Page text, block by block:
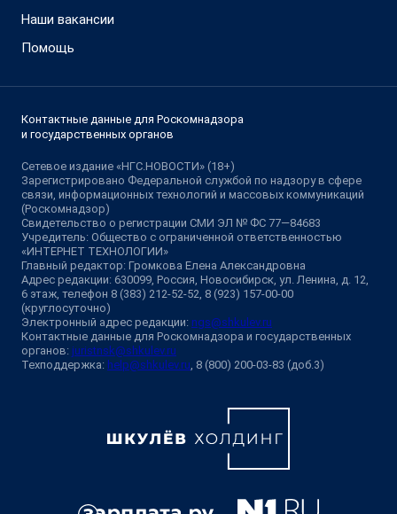
Наши вакансии
Помощь
Контактные данные для Роскомнадзора
и государственных органов
Сетевое издание «НГС.НОВОСТИ» (18+)
Зарегистрировано Федеральной службой по надзору в сфере
связи, информационных технологий и массовых коммуникаций
(Роскомнадзор)
Свидетельство о регистрации СМИ ЭЛ № ФС 77—84683
Учредитель: Общество с ограниченной ответственностью
«ИНТЕРНЕТ ТЕХНОЛОГИИ»
Главный редактор: Громкова Елена Александровна
Адрес редакции: 630099, Россия, Новосибирск, ул. Ленина, д. 12,
6 этаж, телефон 8 (383) 212-52-52, 8 (923) 157-00-00
(круглосуточно)
Электронный адрес редакции: ngs@shkulev.ru
Контактные данные для Роскомнадзора и государственных
органов: juristnsk@shkulev.ru
Техподдержка: help@shkulev.ru, 8 (800) 200-03-83 (доб.3)